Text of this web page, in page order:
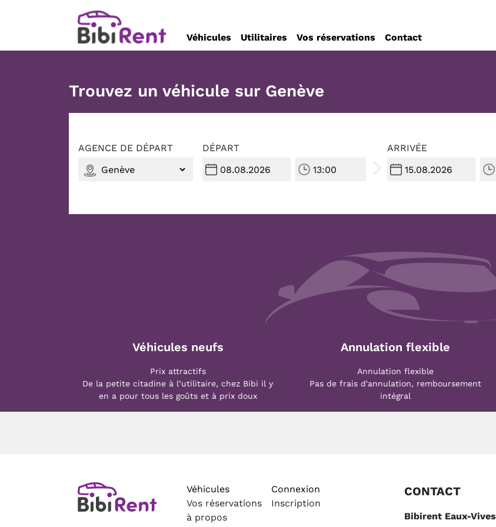
Véhicules Utilitaires Vos réservations Contact
Trouvez un véhicule sur Genève
AGENCE DE DÉPART DÉPART
ARRIVÉE
Véhicules neufs
Prix attractifs
De la petite citadine à l’utilitaire, chez Bibi il y
en a pour tous les goûts et à prix doux
Annulation flexible
Annulation flexible
Pas de frais d'annulation, remboursement
intégral
Véhicules
Vos réservations
à propos
Connexion
Inscription
CONTACT
Bibirent Eaux-Vives